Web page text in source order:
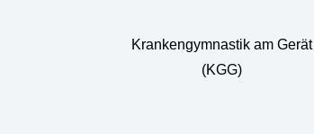
Krankengymnastik am Gerät
(KGG)